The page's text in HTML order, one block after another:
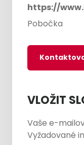
https://
Pobočka
VLOŽIT
Vaše e-
Vyžadované